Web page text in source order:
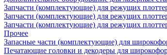
Запчасти (комплектующие) для режущих
Запчасти (комплектующие) для режущих
Запчасти (комплектующие) для режущих
Прочее
Запасные части (комплектующие) для
Печатающие головки и декодеры для